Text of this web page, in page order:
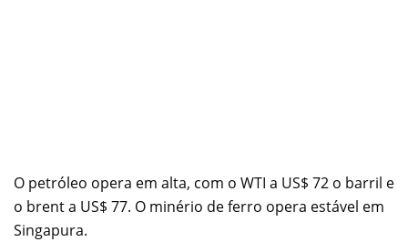
O petróleo opera em alta, com o WTI a US$ 72 o barril e
o brent a US$ 77. O minério de ferro opera estável em
Singapura.